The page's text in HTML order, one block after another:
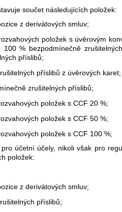
součet následujících položek:
z derivátových smluv;
položek s úvěrovým
% bezpodmínečně
příslibů;
příslibů z úvěrových karet;
zrušitelných příslibů;
položek s CCF 20 %;
položek s CCF 50 %;
položek s CCF 100 %;
účetní účely, nikoli však pro
položek:
z derivátových smluv;
příslibů;